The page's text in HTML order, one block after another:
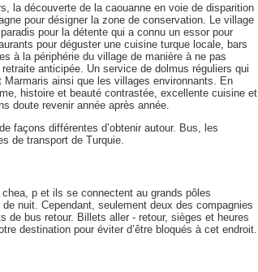
la découverte de la caouanne en voie de disparition
pour désigner la zone de conservation. Le village
pour la détente qui a connu un essor pour
pour déguster une cuisine turque locale, bars
à la périphérie du village de manière à ne pas
anticipée. Un service de dolmus réguliers qui
ainsi que les villages environnants. En
histoire et beauté contrastée, excellente cuisine et
doute revenir année après année.
façons différentes d’obtenir autour. Bus, les
de transport de Turquie.
p et ils se connectent au grands pôles
nuit. Cependant, seulement deux des compagnies
de bus retour. Billets aller - retour, sièges et heures
destination pour éviter d’être bloqués à cet endroit.